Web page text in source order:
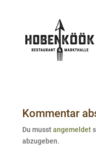
Kommentar
Du musstangemeldet
abzugeben.